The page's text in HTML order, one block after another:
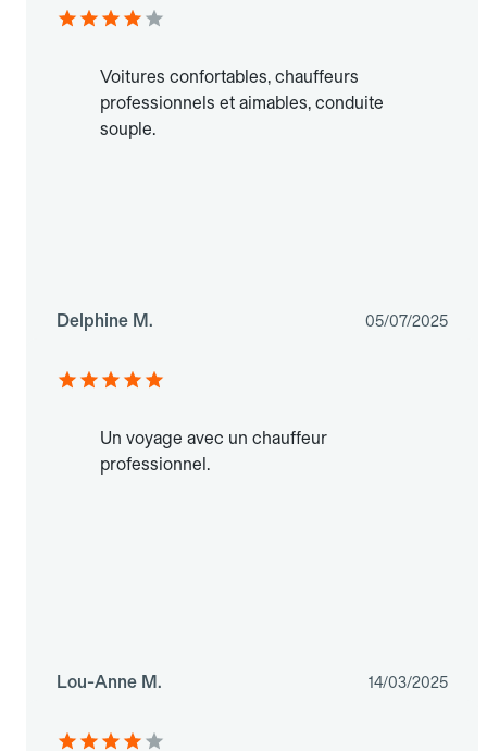
Voitures confortables, chauffeurs
professionnels et aimables, conduite
souple.
Delphine M. 05/07/2025
Un voyage avec un chauffeur
professionnel.
Lou-Anne M. 14/03/2025